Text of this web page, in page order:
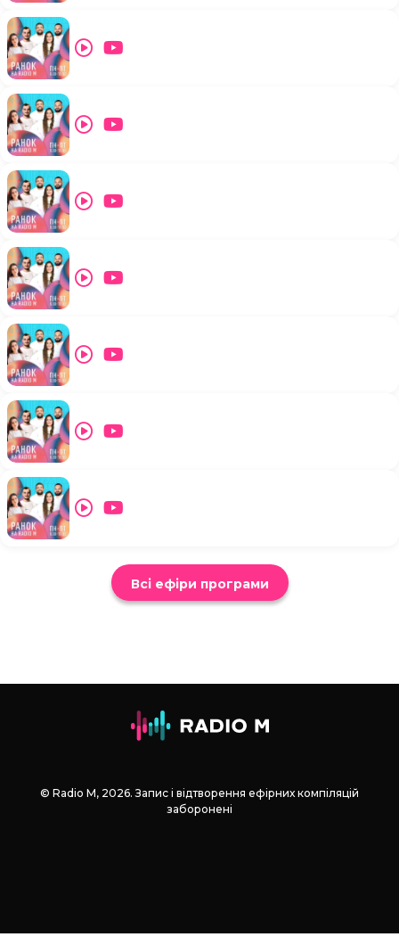
Всі ефіри програми
© Radio М, 2026. Запис і відтворення ефірних компіляцій
заборонені